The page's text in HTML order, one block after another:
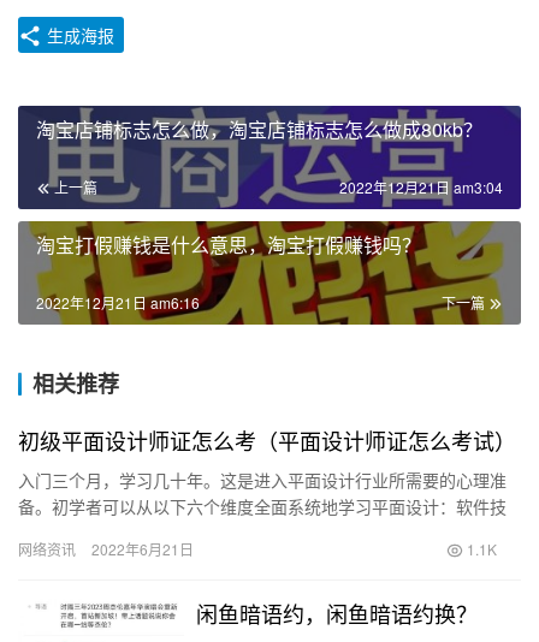
生成海报
淘宝店铺标志怎么做，淘宝店铺标志怎么做成80kb？
上一篇 2022年12月21日 am3:04
淘宝打假赚钱是什么意思，淘宝打假赚钱吗？
下一篇
2022年12月21日 am6:16
相关推荐
初级平面设计师证怎么考（平面设计师证怎么考试）
入门三个月，学习几十年。这是进入平面设计行业所需要的心理准
备。初学者可以从以下六个维度全面系统地学习平面设计：软件技
识…
网络资讯 2022年6月21日 1.1K
闲鱼暗语约，闲鱼暗语约换？